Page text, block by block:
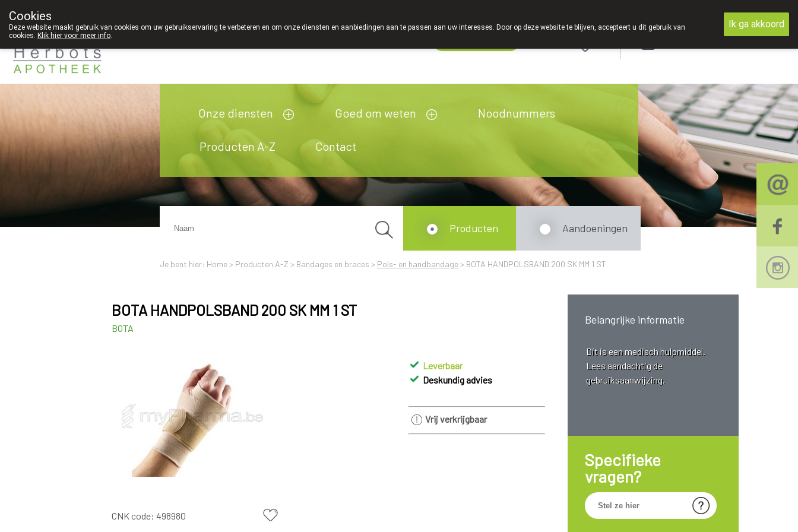
089 41 20 09
Onze diensten Goed om weten Noodnummers
Producten A-Z Contact
Je bent hier: Home > Producten A-Z > Bandages en braces > Pols- en handbandage> BOTA HANDPOLSBAND 200 SK MM 1 ST
Producten Aandoeningen
BOTA HANDPOLSBAND 200 SK MM 1 ST
BOTA
CNK code:498980
Leverbaar
Deskundig advies
Vrij verkrijgbaar
Belangrijke informatie
Dit is een medisch hulpmiddel.
Lees aandachtig de
gebruiksaanwijzing.
Specifieke
vragen?
Cookies
Deze website maakt gebruik van cookies om uw gebruikservaring te verbeteren en om onze diensten en aanbiedingen aan te passen aan uw interesses. Door op deze website te blijven, accepteert u dit gebruik van
cookies. Klik hier voor meer info.
Ik ga akkoord